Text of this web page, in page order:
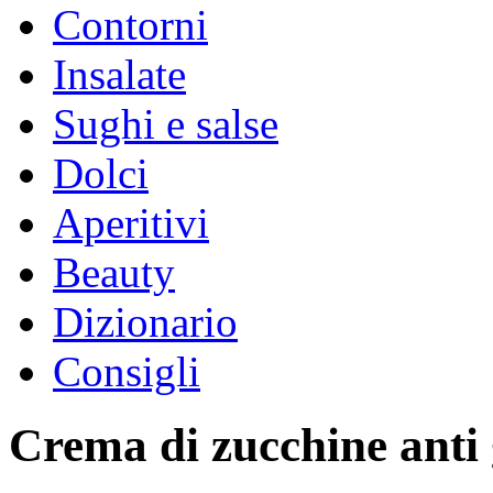
Contorni
Insalate
Sughi e salse
Dolci
Aperitivi
Beauty
Dizionario
Consigli
Crema di zucchine